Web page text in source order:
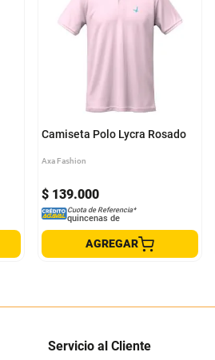
Camiseta Polo Lycra Rosado
Axa Fashion
$ 139.000
Cuota de Referencia*
quincenas de
AGREGAR
Servicio al Cliente